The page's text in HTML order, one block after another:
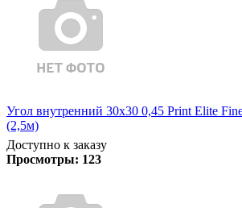
Угол внутренний 30х30 0,45 Print Elite
(2,5м)
Доступно к заказу
Просмотры: 123